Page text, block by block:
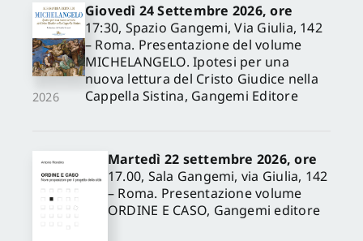
2026
Giovedì 24 Settembre 2026, ore
17:30, Spazio Gangemi, Via Giulia, 142
– Roma. Presentazione del volume
MICHELANGELO. Ipotesi per una
nuova lettura del Cristo Giudice nella
Cappella Sistina, Gangemi Editore
Martedì 22 settembre 2026, ore
17.00, Sala Gangemi, via Giulia, 142
– Roma. Presentazione volume
ORDINE E CASO, Gangemi editore